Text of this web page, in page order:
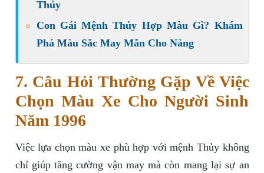
Thủy
Con Gái Mệnh Thủy Hợp Màu Gì? Khám
Phá Màu Sắc May Mắn Cho Nàng
7. Câu Hỏi Thường Gặp Về Việc
Chọn Màu Xe Cho Người Sinh
Năm 1996
Việc lựa chọn màu xe phù hợp với mệnh Thủy không
chỉ giúp tăng cường vận may mà còn mang lại sự an